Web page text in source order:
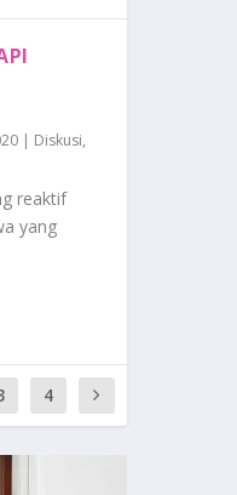
| Diskusi,
reaktif
yang
4